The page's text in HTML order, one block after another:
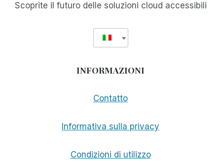
Scoprite il futuro delle soluzioni cloud accessibili
INFORMAZIONI
Contatto
Informativa sulla privacy
Condizioni di utilizzo